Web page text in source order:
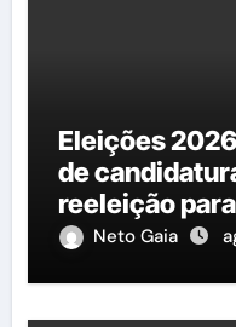
Eleições
de
reeleição
Deputados é
Neto Gaia